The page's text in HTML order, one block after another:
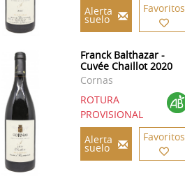
Alerta
suelo
Favoritos
Franck Balthazar -
Cuvée Chaillot 2020
Cornas
ROTURA
PROVISIONAL
Alerta
suelo
Favoritos